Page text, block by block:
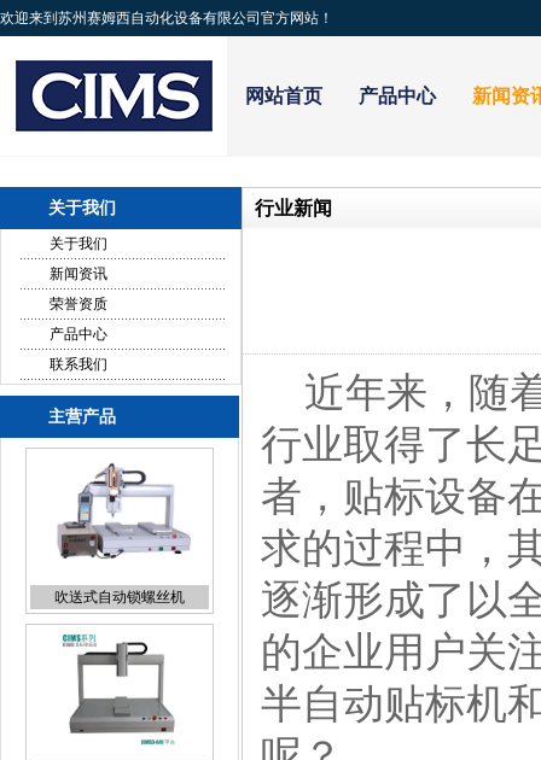
欢迎来到苏州赛姆西自动化设备有限公司官方网站！
网站首页 产品中心 新闻资
关于我们
关于我们
新闻资讯
荣誉资质
产品中心
联系我们
主营产品
吹送式自动锁螺丝机
行业新闻
近年来，随
行业取得了长
者，贴标设备
求的过程中，
逐渐形成了以
的企业用户关
半自动贴标机